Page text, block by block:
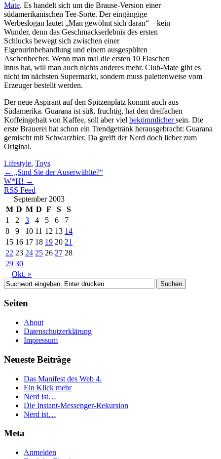
Mate. Es handelt sich um die Brause-Version einer
südamerikanischen Tee-Sorte. Der eingängige
Werbeslogan lautet „Man gewöhnt sich daran“ – kein
Wunder, denn das Geschmackserlebnis des ersten
Schlucks bewegt sich zwischen einer
Eigenurinbehandlung und einem ausgespülten
Aschenbecher. Wenn man mal die ersten 10 Flaschen
intus hat, will man auch nichts anderes mehr. Club-Mate gibt es
nicht im nächsten Supermarkt, sondern muss palettenweise vom
Erzeuger bestellt werden.
Der neue Aspirant auf den Spitzenplatz kommt auch aus
Südamerika. Guarana ist süß, fruchtig, hat den dreifachen
Koffeingehalt von Kaffee, soll aber viel bekömmlichersein. Die
erste Brauerei hat schon ein Trendgetränk herausgebracht: Guarana
gemischt mit Schwarzbier. Da greift der Nerd doch lieber zum
Original.
Lifestyle, Toys
← „Sind Sie der Auserwählte?“
W*H! →
RSS Feed
September 2003
M D M D F S
S
1
2 3 4 5 6
7
8
9 10 11 12 13 14
15 16 17 18 19 20 21
22 23 24 25 26 27 28
29 30
Okt. »
Seiten
About
Datenschutzerklärung
Impressum
Neueste Beiträge
Das Manifest des Web 4.
Ein Klick mehr
Nerd ist…
Die Instant-Messenger-Rekursion
Nerd ist…
Meta
Anmelden